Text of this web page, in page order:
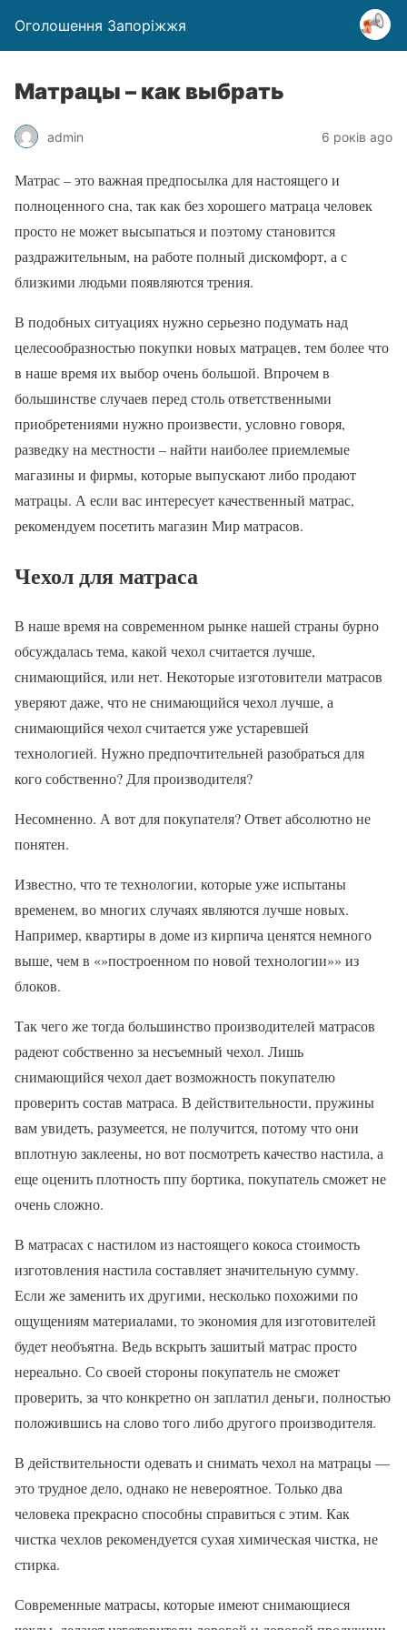
Оголошення Запоріжжя
Матрацы – как выбрать
admin 6 років ago
Матрас – это важная предпосылка для настоящего и
полноценного сна, так как без хорошего матраца человек
просто не может высыпаться и поэтому становится
раздражительным, на работе полный дискомфорт, а с
близкими людьми появляются трения.
В подобных ситуациях нужно серьезно подумать над
целесообразностью покупки новых матрацев, тем более что
в наше время их выбор очень большой. Впрочем в
большинстве случаев перед столь ответственными
приобретениями нужно произвести, условно говоря,
разведку на местности – найти наиболее приемлемые
магазины и фирмы, которые выпускают либо продают
матрацы. А если вас интересует качественный матрас,
рекомендуем посетить магазин Мир матрасов.
Чехол для матраса
В наше время на современном рынке нашей страны бурно
обсуждалась тема, какой чехол считается лучше,
снимающийся, или нет. Некоторые изготовители матрасов
уверяют даже, что не снимающийся чехол лучше, а
снимающийся чехол считается уже устаревшей
технологией. Нужно предпочтительней разобраться для
кого собственно? Для производителя?
Несомненно. А вот для покупателя? Ответ абсолютно не
понятен.
Известно, что те технологии, которые уже испытаны
временем, во многих случаях являются лучше новых.
Например, квартиры в доме из кирпича ценятся немного
выше, чем в «»построенном по новой технологии»» из
блоков.
Так чего же тогда большинство производителей матрасов
радеют собственно за несъемный чехол. Лишь
снимающийся чехол дает возможность покупателю
проверить состав матраса. В действительности, пружины
вам увидеть, разумеется, не получится, потому что они
вплотную заклеены, но вот посмотреть качество настила, а
еще оценить плотность ппу бортика, покупатель сможет не
очень сложно.
В матрасах с настилом из настоящего кокоса стоимость
изготовления настила составляет значительную сумму.
Если же заменить их другими, несколько похожими по
ощущениям материалами, то экономия для изготовителей
будет необъятна. Ведь вскрыть зашитый матрас просто
нереально. Со своей стороны покупатель не сможет
проверить, за что конкретно он заплатил деньги, полностью
положившись на слово того либо другого производителя.
В действительности одевать и снимать чехол на матрацы —
это трудное дело, однако не невероятное. Только два
человека прекрасно способны справиться с этим. Как
чистка чехлов рекомендуется сухая химическая чистка, не
стирка.
Современные матрасы, которые имеют снимающиеся